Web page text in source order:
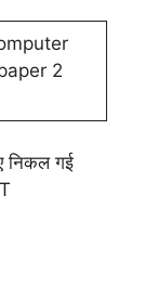
2
निकल गई